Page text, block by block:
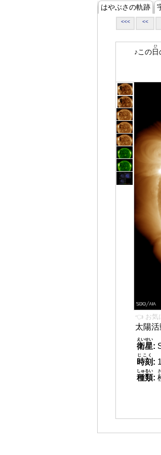
はやぶさの軌跡
<<< <<
♪この日
ひ
👈 お気
太陽活
衛星
えいせい
:
時刻
じこく
:
種類
しゅるい
: